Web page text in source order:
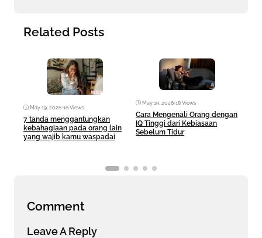
Related Posts
May 19, 2026•16 Views
7 tanda menggantungkan
kebahagiaan pada orang lain
yang wajib kamu waspadai
May 19, 2026•18 Views
Cara Mengenali Orang dengan
IQ Tinggi dari Kebiasaan
Sebelum Tidur
Comment
Leave A Reply